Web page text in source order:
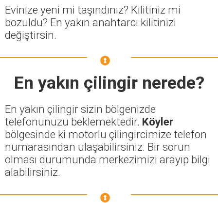
Evinize yeni mi taşındınız? Kilitiniz mi
bozuldu? En yakın anahtarcı kilitinizi
değiştirsin.
En yakın çilingir nerede?
En yakın çilingir sizin bölgenizde
telefonunuzu beklemektedir. Köyler
bölgesinde ki motorlu çilingircimize telefon
numarasından ulaşabilirsiniz. Bir sorun
olması durumunda merkezimizi arayıp bilgi
alabilirsiniz.